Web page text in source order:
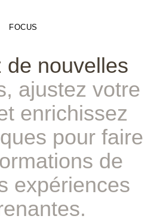
FOCUS
de nouvelles
ajustez votre
enrichissez
pour faire
de
expériences